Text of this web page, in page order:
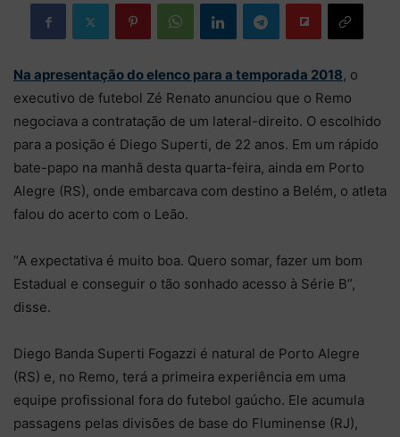
Na apresentação do elenco para a temporada 2018, o
executivo de futebol Zé Renato anunciou que o Remo
negociava a contratação de um lateral-direito. O escolhido
para a posição é Diego Superti, de 22 anos. Em um rápido
bate-papo na manhã desta quarta-feira, ainda em Porto
Alegre (RS), onde embarcava com destino a Belém, o atleta
falou do acerto com o Leão.
“A expectativa é muito boa. Quero somar, fazer um bom
Estadual e conseguir o tão sonhado acesso à Série B”,
disse.
Diego Banda Superti Fogazzi é natural de Porto Alegre
(RS) e, no Remo, terá a primeira experiência em uma
equipe profissional fora do futebol gaúcho. Ele acumula
passagens pelas divisões de base do Fluminense (RJ),